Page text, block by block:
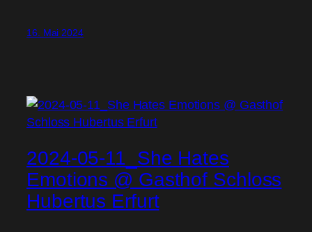
16. Mai 2024
2024-05-11_She Hates
Emotions @ Gasthof Schloss
Hubertus Erfurt